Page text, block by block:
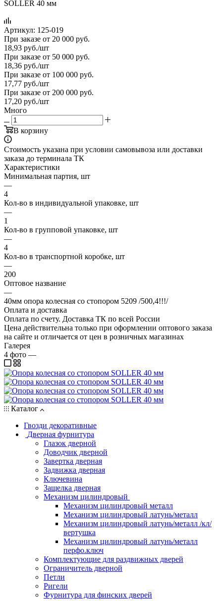
Артикул: 125-019
При заказе от 20 000 руб.
18,93 руб./шт
При заказе от 50 000 руб.
18,36 руб./шт
При заказе от 100 000 руб.
17,77 руб./шт
При заказе от 200 000 руб.
17,20 руб./шт
Много
В корзину
Стоимость указана при условии самовывоза или доставки
заказа до терминала ТК
Характеристики
Минимальная партия, шт
—
4
Кол-во в индивидуальной упаковке, шт
—
1
Кол-во в групповой упаковке, шт
—
4
Кол-во в транспортной коробке, шт
—
200
Оптовое название
—
40мм опора колесная со стопором 5209 /500,4!!!/
Оплата и доставка
Оплата по счету. Доставка ТК по всей России
Цена действительна только при оформлении оптового заказа
на сайте и отличается от цен в розничных магазинах
Галерея
4 фото —
Каталог
Гвозди декоративные
Дверная фурнитура
Глазок дверной
Доводчик дверной
Завертка дверная
Задвижка дверная
Ключевина
Защелка дверная
Механизм цилиндровый
Механизм цилиндровый металл
Механизм цилиндровый латунь/металл
Механизм цилиндровый латунь/металл /кл/
вертушка
Механизм цилиндровый латунь/металл
перфо.ключ
Комплектующие для раздвижных дверей
Ограничитель дверной
Петли
Ригели
Фурнитура для финских дверей